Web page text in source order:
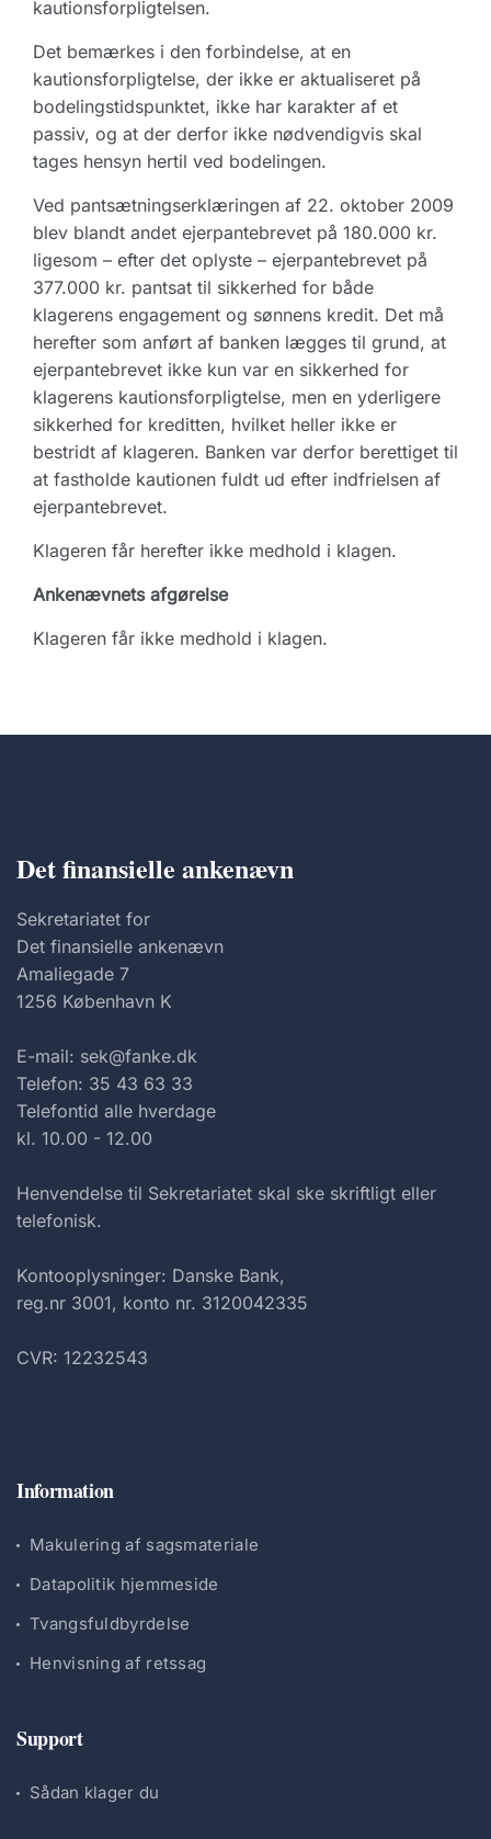
kautionsforpligtelsen.
Det bemærkes i den forbindelse, at en
kautionsforpligtelse, der ikke er aktualiseret på
bodelingstidspunktet, ikke har karakter af et
passiv, og at der derfor ikke nødvendigvis skal
tages hensyn hertil ved bodelingen.
Ved pantsætningserklæringen af 22. oktober 2009
blev blandt andet ejerpantebrevet på 180.000 kr.
ligesom – efter det oplyste – ejerpantebrevet på
377.000 kr. pantsat til sikkerhed for både
klagerens engagement og sønnens kredit. Det må
herefter som anført af banken lægges til grund, at
ejerpantebrevet ikke kun var en sikkerhed for
klagerens kautionsforpligtelse, men en yderligere
sikkerhed for kreditten, hvilket heller ikke er
bestridt af klageren. Banken var derfor berettiget til
at fastholde kautionen fuldt ud efter indfrielsen af
ejerpantebrevet.
Klageren får herefter ikke medhold i klagen.
Ankenævnets afgørelse
Klageren får ikke medhold i klagen.
Det finansielle ankenævn
Sekretariatet for
Det finansielle ankenævn
Amaliegade 7
1256 København K
E-mail: sek@fanke.dk
Telefon: 35 43 63 33
Telefontid alle hverdage
kl. 10.00 - 12.00
Henvendelse til Sekretariatet skal ske skriftligt eller
telefonisk.
Kontooplysninger: Danske Bank,
reg.nr 3001, konto nr. 3120042335
CVR: 12232543
Information
Makulering af sagsmateriale
Datapolitik hjemmeside
Tvangsfuldbyrdelse
Henvisning af retssag
Support
Sådan klager du